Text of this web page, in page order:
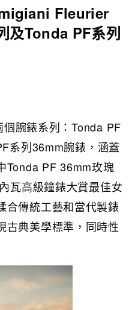
Fleurier
及Tonda PF系列
腕錶系列：Tonda PF
系列36mm腕錶，涵蓋
Tonda PF 36mm玫瑰
瓦高級鐘錶大賞最佳女
合傳統工藝和當代製錶
古典美學標準，同時性